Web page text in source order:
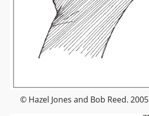
© Hazel Jones and Bob Reed. 2005